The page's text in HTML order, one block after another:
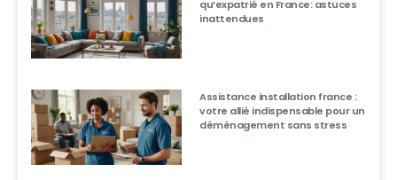
qu’expatrié en France: astuces
inattendues
Assistance installation france :
votre allié indispensable pour un
déménagement sans stress